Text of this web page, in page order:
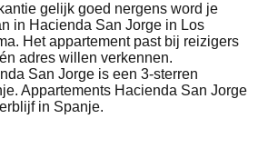
gelijk goed nergens word je
in Hacienda San Jorge in Los
Het appartement past bij reizigers
adres willen verkennen.
San Jorge is een 3-sterren
Appartements Hacienda San Jorge
in Spanje.